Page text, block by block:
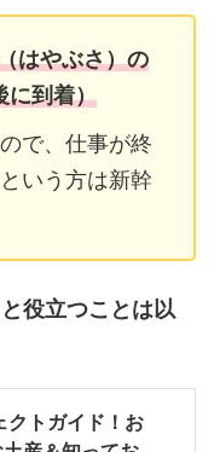
はやぶさ）の
に到着）
で、仕事が終
いう方は新幹
役立つことは以
クトガイド！お